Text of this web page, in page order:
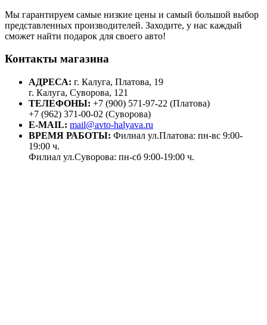
Мы гарантируем самые низкие цены и самый большой выбор
представленных производителей. Заходите, у нас каждый
сможет найти подарок для своего авто!
Контакты магазина
АДРЕСА: г. Калуга, Платова, 19
г. Калуга, Суворова, 121
ТЕЛЕФОНЫ: +7 (900) 571-97-22 (Платова)
+7 (962) 371-00-02 (Суворова)
E-MAIL: mail@avto-halyava.ru
ВРЕМЯ РАБОТЫ: Филиал ул.Платова: пн-вс 9:00-
19:00 ч.
Филиал ул.Суворова: пн-сб 9:00-19:00 ч.